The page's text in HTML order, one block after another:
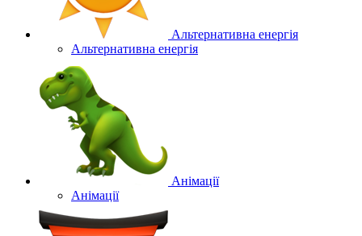
Альтернативна енергія
Альтернативна енергія
Анімації
Анімації